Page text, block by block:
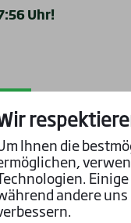
Uhr!
Ihnen die
andere